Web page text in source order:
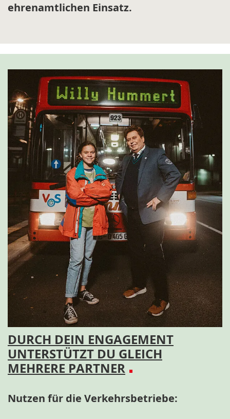
ehrenamtlichen Einsatz.
DURCH DEIN ENGAGEMENT
UNTERSTÜTZT DU GLEICH
MEHRERE PARTNER
Nutzen für die Verkehrsbetriebe: